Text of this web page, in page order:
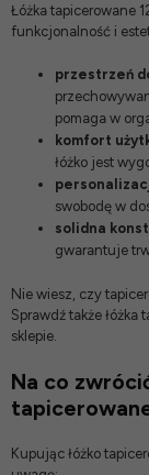
Łóżka tapicerowane
funkcjonalność i
przestrzeń
pomaga w
komfort
łóżko jest
swobodę w
solidna
gwarantuje
Nie wiesz, czy
Sprawdź także łóżka
sklepie.
Na co
Kupując łóżko